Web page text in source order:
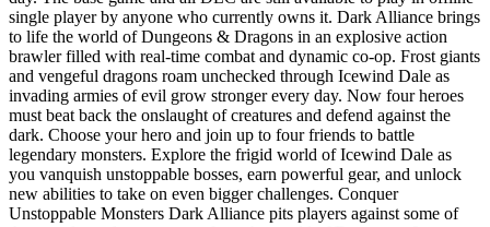
single player by anyone who currently owns it. Dark Alliance brings
to life the world of Dungeons & Dragons in an explosive action
brawler filled with real-time combat and dynamic co-op. Frost giants
and vengeful dragons roam unchecked through Icewind Dale as
invading armies of evil grow stronger every day. Now four heroes
must beat back the onslaught of creatures and defend against the
dark. Choose your hero and join up to four friends to battle
legendary monsters. Explore the frigid world of Icewind Dale as
you vanquish unstoppable bosses, earn powerful gear, and unlock
new abilities to take on even bigger challenges. Conquer
Unstoppable Monsters Dark Alliance pits players against some of